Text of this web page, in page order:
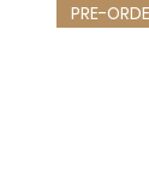
PRE-